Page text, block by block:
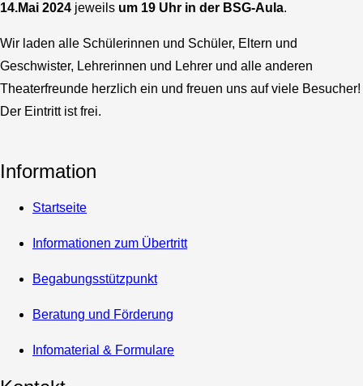
14.Mai 2024 jeweils um 19 Uhr in der BSG-Aula.
Wir laden alle Schülerinnen und Schüler, Eltern und
Geschwister, Lehrerinnen und Lehrer und alle anderen
Theaterfreunde herzlich ein und freuen uns auf viele Besucher!
Der Eintritt ist frei.
Information
Startseite
Informationen zum Übertritt
Begabungsstützpunkt
Beratung und Förderung
Infomaterial & Formulare